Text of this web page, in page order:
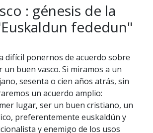
: génesis de la
fededun"
difícil ponernos de acuerdo sobre
un buen vasco. Si miramos a un
sesenta o cien años atrás, sin
un acuerdo amplio:
lugar, ser un buen cristiano, un
preferentemente euskaldún y
y enemigo de los usos